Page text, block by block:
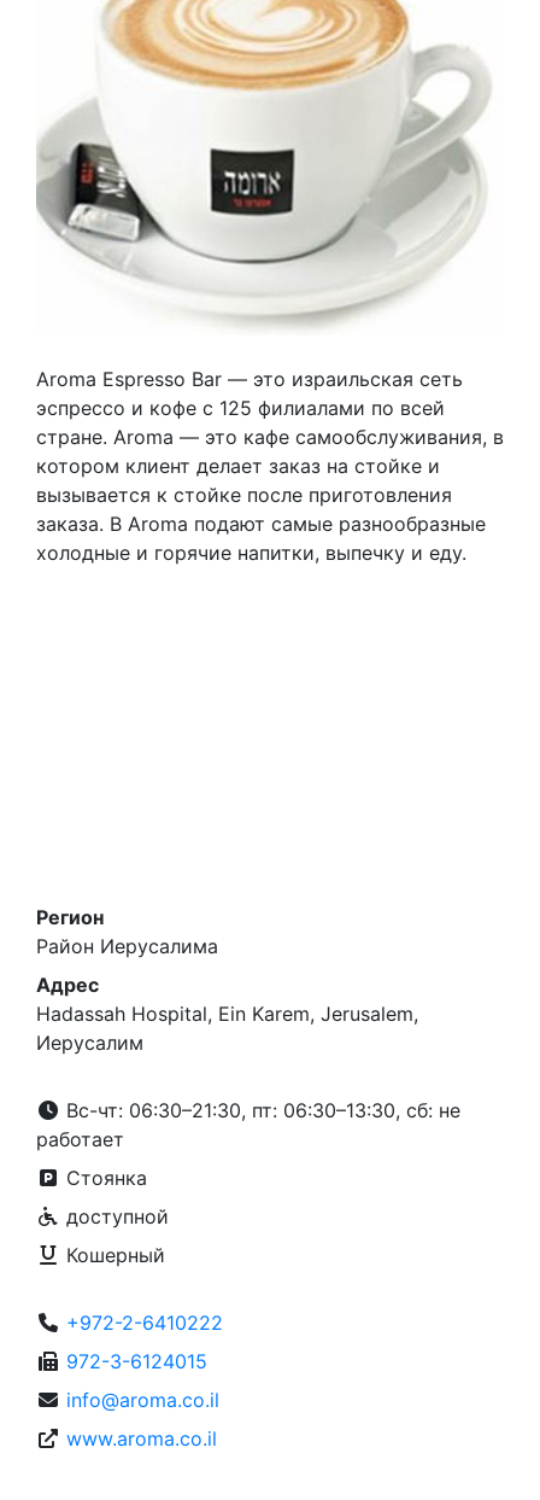
Aroma Espresso Bar — это израильская сеть
эспрессо и кофе с 125 филиалами по всей
стране. Aroma — это кафе самообслуживания, в
котором клиент делает заказ на стойке и
вызывается к стойке после приготовления
заказа. В Aroma подают самые разнообразные
холодные и горячие напитки, выпечку и еду.
Регион
Район Иерусалима
Адрес
Hadassah Hospital, Ein Karem, Jerusalem,
Иерусалим
Вс-чт: 06:30–21:30, пт: 06:30–13:30, сб: не
работает
Стоянка
доступной
Кошерный
+972-2-6410222
972-3-6124015
info@aroma.co.il
www.aroma.co.il